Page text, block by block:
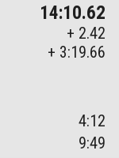
14:10.62
+ 2.42
+ 3:19.66
4:12
9:49